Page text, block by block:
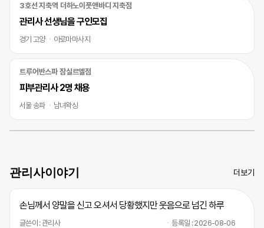
3호선 지축역 더하노이풋앤바디 지축점
관리사 선생님을 구인모집
경기 고양 아로마마사지
트루어반스파 잠실르엘점
피부관리사 2명 채용
서울 송파 남녀왁싱
관리사이야기 더보기
손님께서 양말을 신고 오셔서 당황했지만 웃음으로 넘긴 하루
글쓴이 : 관리사 등록일 : 2026-08-06